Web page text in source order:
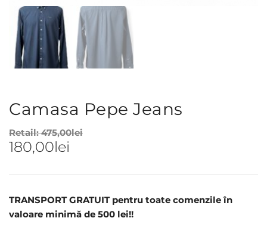
Camasa Pepe Jeans
Retail:475,00lei
180,00lei
TRANSPORT GRATUIT pentru toate comenzile în
valoare minimă de 500 lei!!